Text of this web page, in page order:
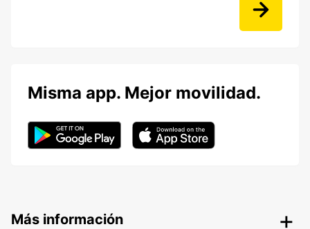
Misma app. Mejor movilidad.
Más información